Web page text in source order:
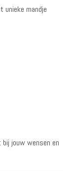
unieke mandje
jouw wensen en